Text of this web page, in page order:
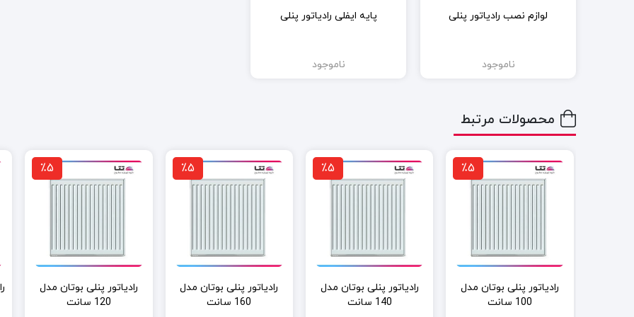
لوازم نصب رادیاتور پنلی
ناموجود
پایه ایفلی رادیاتور پنلی
ناموجود
محصولات مرتبط
٪5
رادیاتور پنلی بوتان مدل
100 سانت
٪5
رادیاتور پنلی بوتان مدل
140 سانت
٪5
رادیاتور پنلی بوتان مدل
160 سانت
٪5
رادیاتور پنلی بوتان مدل
120 سانت